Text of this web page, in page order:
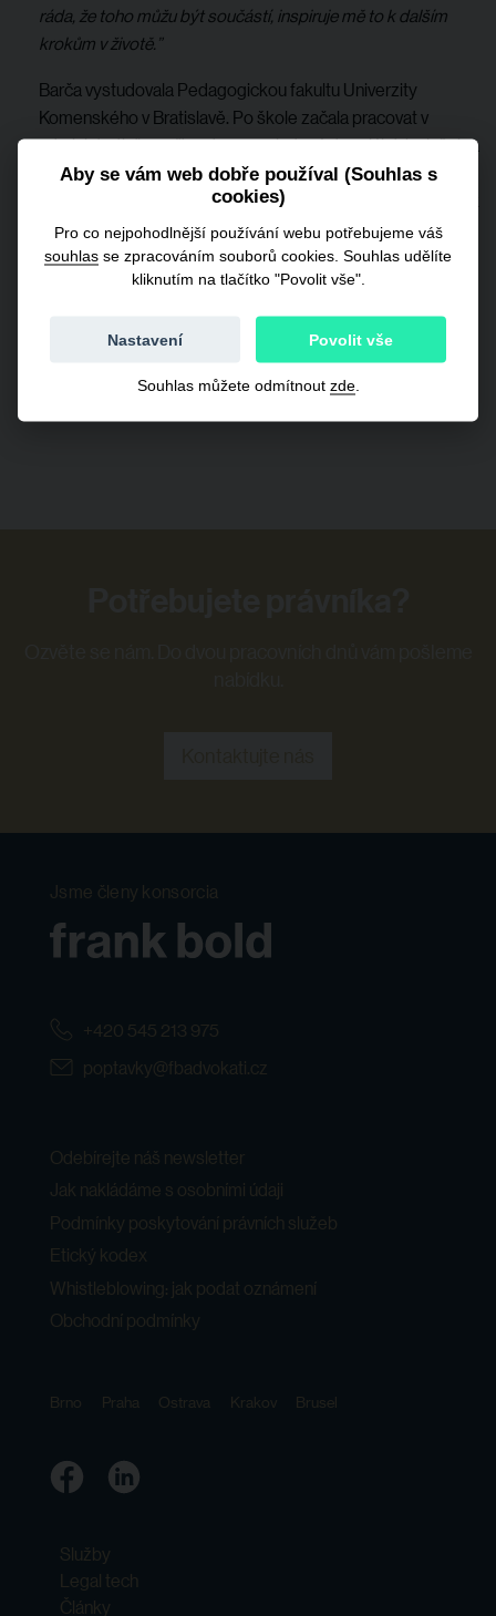
ráda, že toho můžu být součástí, inspiruje mě to k dalším
krokům v životě.”
Barča vystudovala Pedagogickou fakultu Univerzity
Komenského v Bratislavě. Po škole začala pracovat v
administrativě v zařízení pro poskytování sociálních služeb a
od září 2022 našla svoje místo ve Frankovi. Na starosti má
zpracování datových schránek, pomáhá s přípravou nabídek
k veřejným zakázkám, stará se o fyzické dokumenty a
spisovou službu a snaží se být neustále nápomocná svým
Ve volném čase ráda vyrazí na delší túru nebo na hory s
lezeckým vybavením. Během deštivých dnů si ráda sedne k
Jsme členy konsorcia
+420 545 213 975
poptavky@fbadvokati.cz
Odebírejte náš newsletter
Jak nakládáme s osobními údaji
Podmínky poskytování právních služeb
Etický kodex
Whistleblowing: jak podat oznámení
Obchodní podmínky
Brno Praha Ostrava Krakov Brusel
Služby
Legal tech
Články
Aby se vám web dobře používal (Souhlas s
cookies)
Pro co nejpohodlnější používání webu potřebujeme váš
souhlas se zpracováním souborů cookies. Souhlas udělíte
kliknutím na tlačítko "Povolit vše".
Povolit vše
Nastavení
Souhlas můžete odmítnout zde.